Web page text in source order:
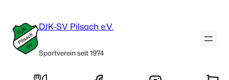
DJK-SV Pilsach e.V.
Sportverein seit 1974